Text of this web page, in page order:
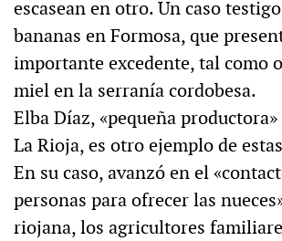
escasean en otro. Un caso
bananas en Formosa, que
importante excedente, tal como
miel en la serranía cordobesa.
Elba Díaz, «pequeña
La Rioja, es otro ejemplo de
En su caso, avanzó en el
personas para ofrecer las
riojana, los agricultores